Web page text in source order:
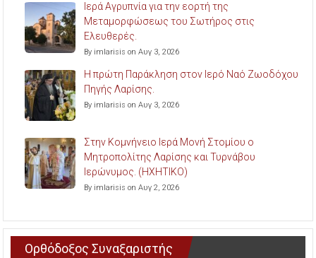
Ιερά Αγρυπνία για την εορτή της
Μεταμορφώσεως του Σωτήρος στις
Ελευθερές.
By imlarisis on Αυγ 3, 2026
Η πρώτη Παράκληση στον Ιερό Ναό Ζωοδόχου
Πηγής Λαρίσης.
By imlarisis on Αυγ 3, 2026
Στην Κομνήνειο Ιερά Μονή Στομίου ο
Μητροπολίτης Λαρίσης και Τυρνάβου
Ιερώνυμος. (ΗΧΗΤΙΚΟ)
By imlarisis on Αυγ 2, 2026
Ορθόδοξος Συναξαριστής